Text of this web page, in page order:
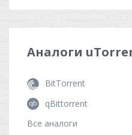
Аналоги
BitTorrent
qBittorrent
Все аналоги